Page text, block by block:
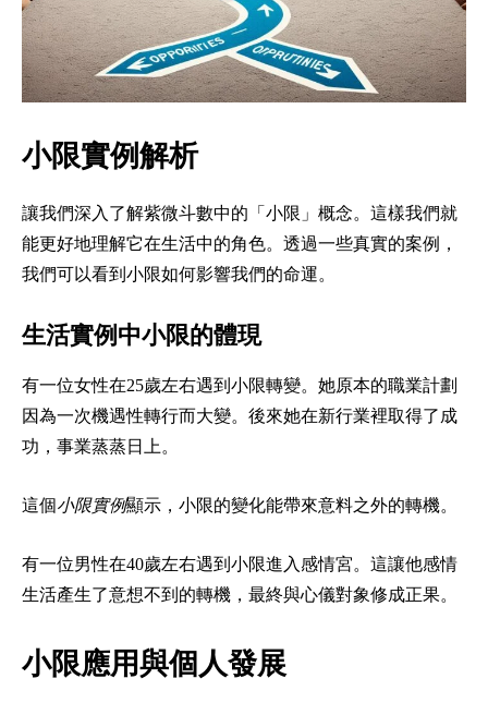
小限實例解析
讓我們深入了解紫微斗數中的「小限」概念。這樣我們就
能更好地理解它在生活中的角色。透過一些真實的案例，
我們可以看到小限如何影響我們的命運。
生活實例中小限的體現
有一位女性在25歲左右遇到小限轉變。她原本的職業計劃
因為一次機遇性轉行而大變。後來她在新行業裡取得了成
功，事業蒸蒸日上。
這個小限實例顯示，小限的變化能帶來意料之外的轉機。
有一位男性在40歲左右遇到小限進入感情宮。這讓他感情
生活產生了意想不到的轉機，最終與心儀對象修成正果。
小限應用與個人發展